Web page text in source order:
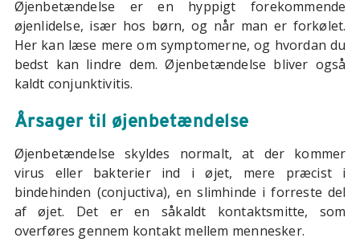
Øjenbetændelse er en hyppigt forekommende
øjenlidelse, især hos børn, og når man er forkølet.
Her kan læse mere om symptomerne, og hvordan du
bedst kan lindre dem. Øjenbetændelse bliver også
kaldt conjunktivitis.
Årsager til øjenbetændelse
Øjenbetændelse skyldes normalt, at der kommer
virus eller bakterier ind i øjet, mere præcist i
bindehinden (conjuctiva), en slimhinde i forreste del
af øjet. Det er en såkaldt kontaktsmitte, som
overføres gennem kontakt mellem mennesker.